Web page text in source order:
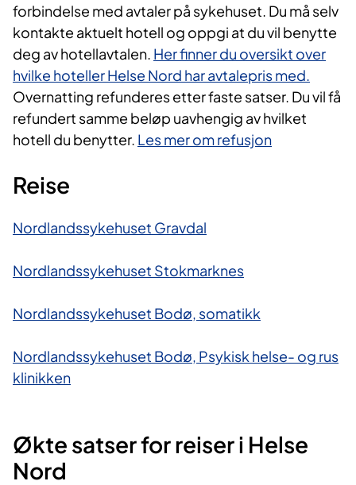
forbindelse med avtaler på sykehuset. Du må selv
kontakte aktuelt hotell og oppgi at du vil benytte
deg av hotellavtalen. Her finner du oversikt over
hvilke hoteller Helse Nord har avtalepris med.
Overnatting refunderes etter faste satser. Du vil få
refundert samme beløp uavhengig av hvilket
hotell du benytter. Les mer om refusjon
Reise
Nordlandssykehuset Gravdal
Nordlandssykehuset Stokmarknes
Nordlandssykehuset Bodø, somatikk
Nordlandssykehuset Bodø, Psykisk helse- og rus​
klinikken
Økte satser for reiser i Helse
Nord